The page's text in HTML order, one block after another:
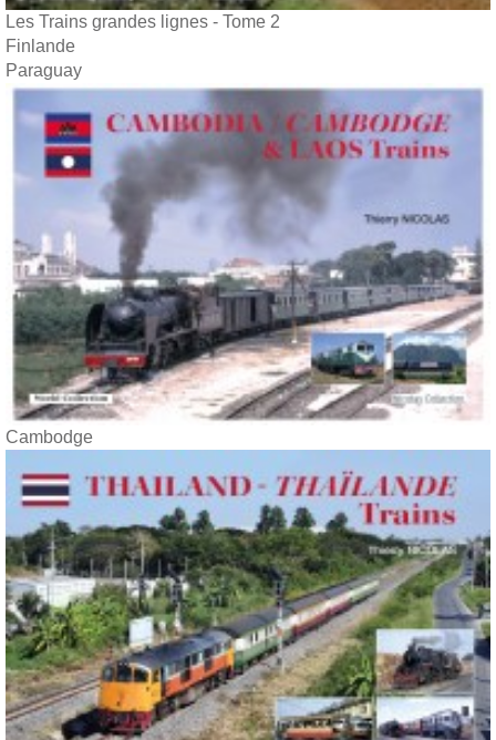
Les Trains grandes lignes - Tome 2
Finlande
Paraguay
Cambodge